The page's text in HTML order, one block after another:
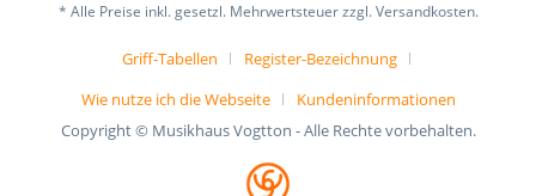
* Alle Preise inkl. gesetzl. Mehrwertsteuer zzgl. Versandkosten.
Griff-Tabellen
Register-Bezeichnung
Wie nutze ich die Webseite
Kundeninformationen
Copyright © Musikhaus Vogtton - Alle Rechte vorbehalten.